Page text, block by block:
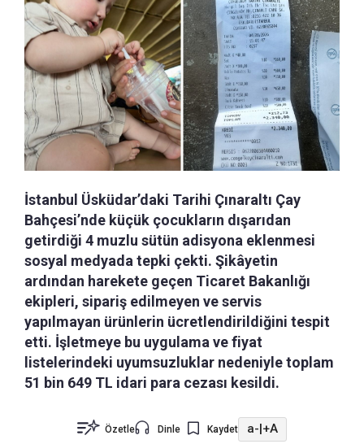
İstanbul Üsküdar’daki Tarihi Çınaraltı Çay
Bahçesi’nde küçük çocukların dışarıdan
getirdiği 4 muzlu sütün adisyona eklenmesi
sosyal medyada tepki çekti. Şikâyetin
ardından harekete geçen Ticaret Bakanlığı
ekipleri, sipariş edilmeyen ve servis
yapılmayan ürünlerin ücretlendirildiğini tespit
etti. İşletmeye bu uygulama ve fiyat
listelerindeki uyumsuzluklar nedeniyle toplam
51 bin 649 TL idari para cezası kesildi.
Özetle Dinle Kaydet a- +A